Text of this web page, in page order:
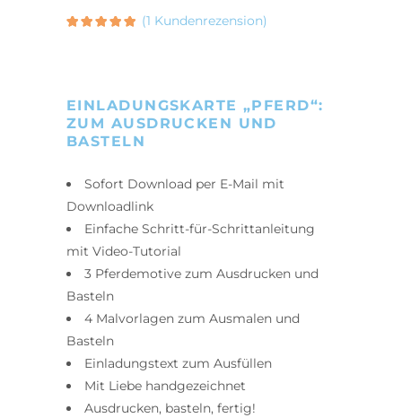
Bewertet
1(1 Kundenrezension)
EINLADUNGSKARTE „PFERD“:
ZUM AUSDRUCKEN UND
BASTELN
Sofort Download per E-Mail mit
Downloadlink
Einfache Schritt-für-Schrittanleitung
mit Video-Tutorial
3 Pferdemotive zum Ausdrucken und
Basteln
4 Malvorlagen zum Ausmalen und
Basteln
Einladungstext zum Ausfüllen
Mit Liebe handgezeichnet
Ausdrucken, basteln, fertig!